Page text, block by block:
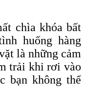
chìa khóabất
huống hàng
là những cảm
trải khi rơi vào
bạn không thể